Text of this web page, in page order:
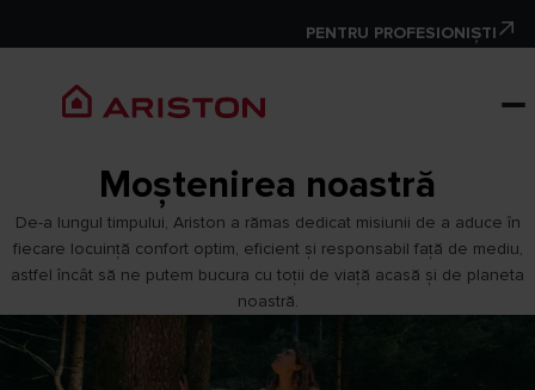
PENTRU PROFESIONIȘTI
Moștenirea noastră
De-a lungul timpului, Ariston a rămas dedicat misiunii de a aduce în
fiecare locuință confort optim, eficient și responsabil față de mediu,
astfel încât să ne putem bucura cu toții de viață acasă și de planeta
noastră.